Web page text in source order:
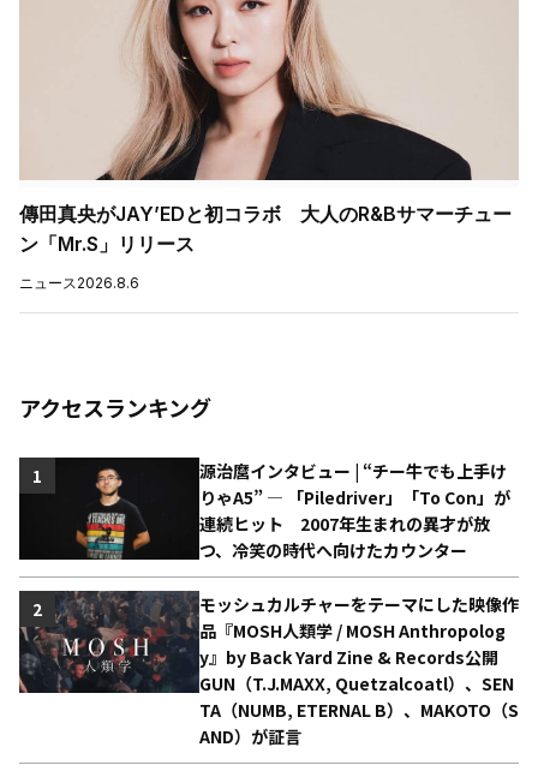
傳田真央がJAY’EDと初コラボ 大人のR&Bサマーチュー
ン「Mr.S」リリース
ニュース2026.8.6
アクセスランキング
源治麿インタビュー | “チー牛でも上手け
りゃA5” ― 「Piledriver」「To Con」が
連続ヒット 2007年生まれの異才が放
つ、冷笑の時代へ向けたカウンター
1
モッシュカルチャーをテーマにした映像作
品『MOSH人類学 / MOSH Anthropolog
y』by Back Yard Zine & Records公開
GUN（T.J.MAXX, Quetzalcoatl）、SEN
TA（NUMB, ETERNAL B）、MAKOTO（S
AND）が証言
2